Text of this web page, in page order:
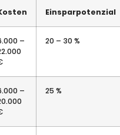
Einsparpotenzial
–
20 – 30 %
–
25 %